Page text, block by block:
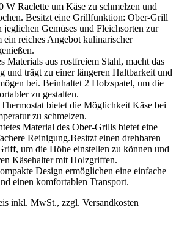
W Raclette um Käse zu schmelzen und
Besitzt eine Grillfunktion: Ober-Grill
Gemüses und Fleichsorten zur
ein reiches Angebot kulinarischer
Materials aus rostfreiem Stahl, macht das
und trägt zu einer längeren Haltbarkeit und
bei. Beinhaltet 2 Holzspatel, um die
zu gestalten.
bietet die Möglichkeit Käse bei
zu schmelzen.
Material des Ober-Grills bietet eine
Reinigung.Besitzt einen drehbaren
um die Höhe einstellen zu können und
Käsehalter mit Holzgriffen.
Design ermöglichen eine einfache
einen komfortablen Transport.
inkl. MwSt., zzgl. Versandkosten